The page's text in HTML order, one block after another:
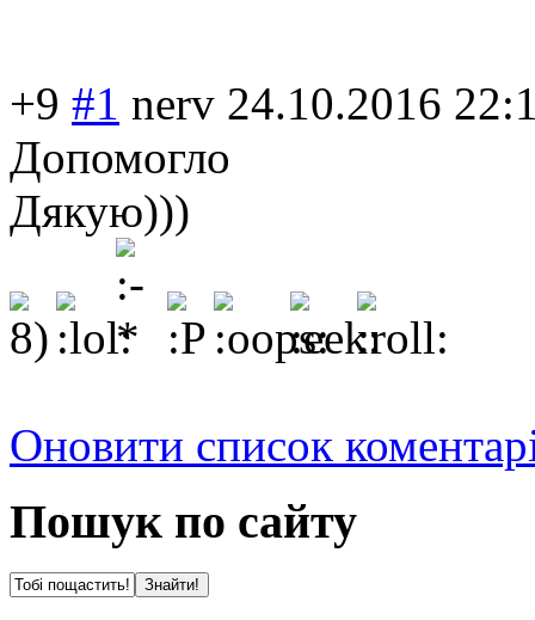
+9 #1 nerv 24.10.2016
Допомогло
Дякую)))
Оновити список
Пошук по сайту